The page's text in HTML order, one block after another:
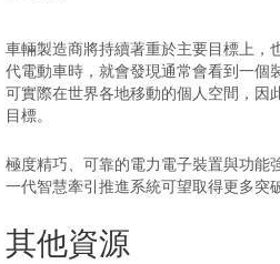
車輛製造商將持續著重於主要目標上，
代電動車時，就會發現通常會看到一個
可實際在世界各地移動的個人空間，因
目標。
極度精巧、可靠的電力電子裝置與功能
一代智慧牽引推進系統可望取得更多突
其他資源